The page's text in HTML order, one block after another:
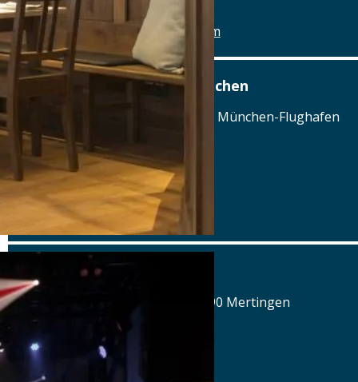
Details
www.paulaner-nockherberg.com
Airbräu am Flughafen München
Terminalstraße Mitte 18, 85356 München-Flughafen
Tel.: Tel.: 089 - 97593111
Details
www.airbraeu.de
Alte Brauerei Mertingen
Hilaria-Lechner-Straße 21, 86690 Mertingen
Tel.: Tel.: 09078-912320